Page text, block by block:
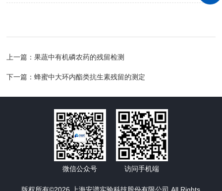
上一篇：果蔬中有机磷农药的残留检测
下一篇：蜂蜜中大环内酯类抗生素残留的测定
微信公众号 访问手机端